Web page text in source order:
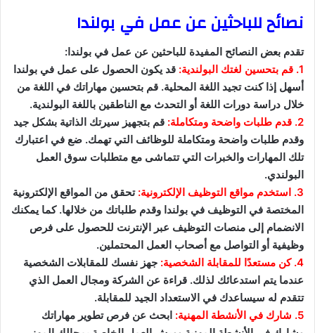
نصائح للباحثين عن عمل في بولندا
تقدم بعض النصائح المفيدة للباحثين عن عمل في بولندا:
1. قم بتحسين لغتك البولندية:
قد يكون الحصول على عمل في بولندا
أسهل إذا كنت تجيد اللغة المحلية. قم بتحسين مهاراتك في اللغة من
خلال دراسة دورات اللغة أو التحدث مع الناطقين باللغة البولندية.
2. قدم طلبات واضحة ومتكاملة:
قم بتجهيز سيرتك الذاتية بشكل جيد
وقدم طلبات واضحة ومتكاملة للوظائف التي تهمك. ضع في اعتبارك
تلك المهارات والخبرات التي تتماشى مع متطلبات سوق العمل
البولندي.
3. استخدم مواقع التوظيف الإلكترونية:
تحقق من المواقع الإلكترونية
المختصة في التوظيف في بولندا وقدم طلباتك من خلالها. كما يمكنك
الانضمام إلى منصات التوظيف عبر الإنترنت للحصول على فرص
وظيفية أو التواصل مع أصحاب العمل المحتملين.
4. كن مستعدًا للمقابلة الشخصية:
جهز نفسك للمقابلات الشخصية
عندما يتم استدعائك لذلك. قراءة عن الشركة ومجال العمل الذي
تتقدم له سيساعدك في الاستعداد الجيد للمقابلة.
5. شارك في الأنشطة المهنية:
ابحث عن فرص تطوير مهاراتك